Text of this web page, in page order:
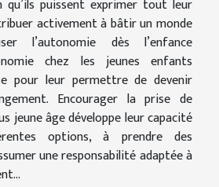
qu’ils puissent exprimer tout leur
activement à bâtir un monde
l’autonomie dès l’enfance
chez les jeunes enfants
pour leur permettre de devenir
Encourager la prise de
jeune âge développe leur capacité
options, à prendre des
une responsabilité adaptée à